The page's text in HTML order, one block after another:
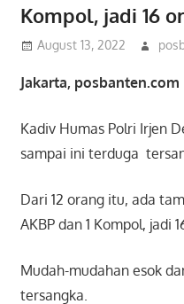
Kompol, jadi 16
August 13, 2022
Jakarta, posbanten.com
Kadiv Humas Polri Irjen
sampai ini terduga
Dari 12 orang itu, ada
AKBP dan 1 Kompol, jadi
Mudah-mudahan esok
tersangka.